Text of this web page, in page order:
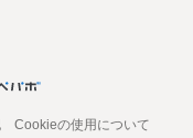
Cookieの使用について